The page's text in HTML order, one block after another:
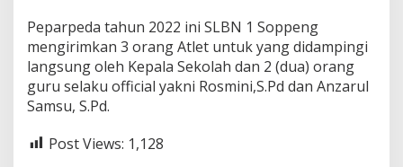
Peparpeda tahun 2022 ini SLBN 1 Soppeng
mengirimkan 3 orang Atlet untuk yang didampingi
langsung oleh Kepala Sekolah dan 2 (dua) orang
guru selaku official yakni Rosmini,S.Pd dan Anzarul
Samsu, S.Pd.
Post Views: 1,128